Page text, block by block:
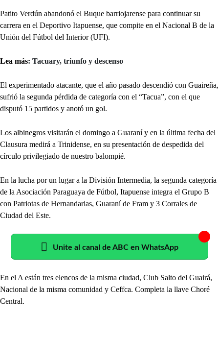
Patito Verdún abandonó el Buque barriojarense para continuar su
carrera en el Deportivo Itapuense, que compite en el Nacional B de la
Unión del Fútbol del Interior (UFI).
Lea más: Tacuary, triunfo y descenso
El experimentado atacante, que el año pasado descendió con Guaireña,
sufrió la segunda pérdida de categoría con el “Tacua”, con el que
disputó 15 partidos y anotó un gol.
Los albinegros visitarán el domingo a Guaraní y en la última fecha del
Clausura medirá a Trinidense, en su presentación de despedida del
círculo privilegiado de nuestro balompié.
En la lucha por un lugar a la División Intermedia, la segunda categoría
de la Asociación Paraguaya de Fútbol, Itapuense integra el Grupo B
con Patriotas de Hernandarias, Guaraní de Fram y 3 Corrales de
Ciudad del Este.
Unite al canal de ABC en WhatsApp
En el A están tres elencos de la misma ciudad, Club Salto del Guairá,
Nacional de la misma comunidad y Ceffca. Completa la llave Choré
Central.